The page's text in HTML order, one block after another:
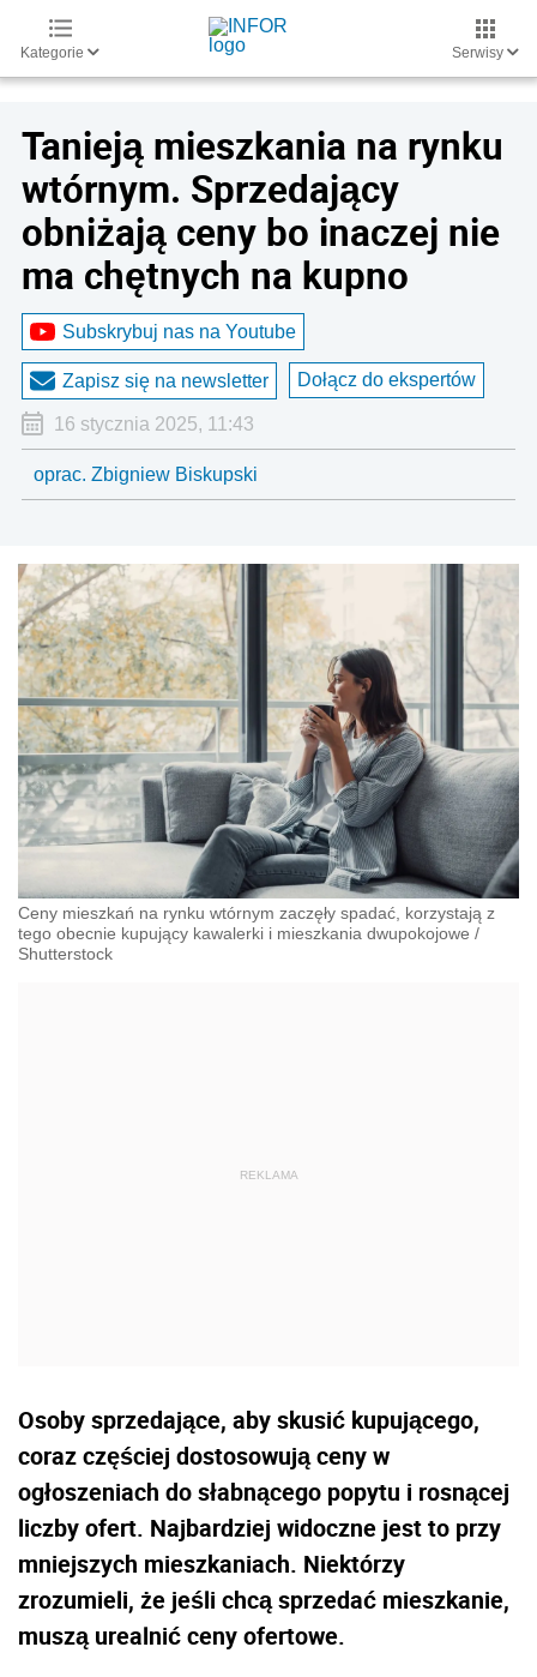
Kategorie Serwisy
Tanieją mieszkania na rynku
wtórnym. Sprzedający
obniżają ceny bo inaczej nie
ma chętnych na kupno
Subskrybuj nas na Youtube
Zapisz się na newsletter Dołącz do ekspertów
16 stycznia 2025, 11:43
oprac. Zbigniew Biskupski
Ceny mieszkań na rynku wtórnym zaczęły spadać, korzystają z
tego obecnie kupujący kawalerki i mieszkania dwupokojowe /
Shutterstock
Osoby sprzedające, aby skusić kupującego,
coraz częściej dostosowują ceny w
ogłoszeniach do słabnącego popytu i rosnącej
liczby ofert. Najbardziej widoczne jest to przy
mniejszych mieszkaniach. Niektórzy
zrozumieli, że jeśli chcą sprzedać mieszkanie,
muszą urealnić ceny ofertowe.